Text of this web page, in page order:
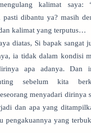
kalimat saya:
pasti dibantu ya? masih
kalimat yang terputus…
diatas, Si bapak sangat
ia tidak dalam kondisi
apa adanya. Dan
sebelum kita
menyadari dirinya
dan apa yang
pengakuannya yang